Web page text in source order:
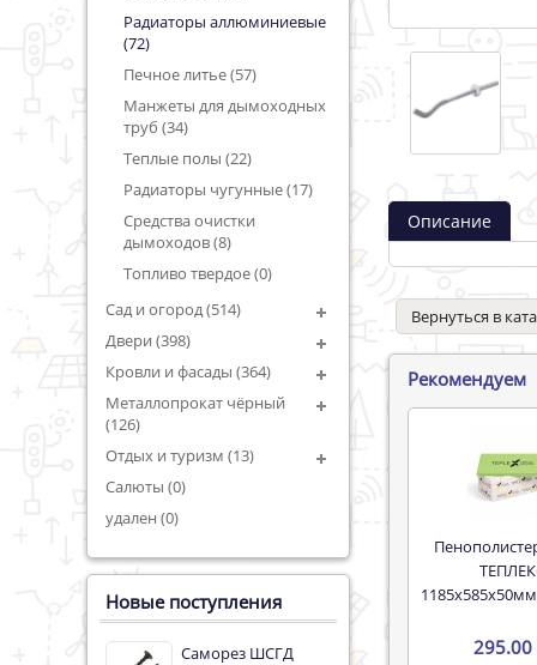
Радиаторы аллюминиевые
(72)
Печное литье (57)
Манжеты для дымоходных
труб (34)
Теплые полы (22)
Радиаторы чугунные (17)
Средства очистки
дымоходов (8)
Топливо твердое (0)
Сад и огород (514)
Двери (398)
Кровли и фасады (364)
Металлопрокат чёрный
(126)
Отдых и туризм (13)
Салюты (0)
удален (0)
Новые поступления
Саморез ШСГД
Описание
Вернуться в
Рекомендуем
Пенополистерол XPS
295.00